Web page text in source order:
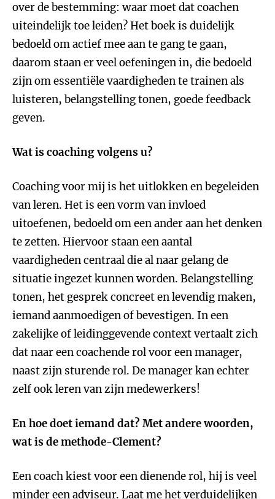
over de bestemming: waar moet dat coachen
uiteindelijk toe leiden? Het boek is duidelijk
bedoeld om actief mee aan te gang te gaan,
daarom staan er veel oefeningen in, die bedoeld
zijn om essentiële vaardigheden te trainen als
luisteren, belangstelling tonen, goede feedback
geven.
Wat is coaching volgens u?
Coaching voor mij is het uitlokken en begeleiden
van leren. Het is een vorm van invloed
uitoefenen, bedoeld om een ander aan het denken
te zetten. Hiervoor staan een aantal
vaardigheden centraal die al naar gelang de
situatie ingezet kunnen worden. Belangstelling
tonen, het gesprek concreet en levendig maken,
iemand aanmoedigen of bevestigen. In een
zakelijke of leidinggevende context vertaalt zich
dat naar een coachende rol voor een manager,
naast zijn sturende rol. De manager kan echter
zelf ook leren van zijn medewerkers!
En hoe doet iemand dat? Met andere woorden,
wat is de methode-Clement?
Een coach kiest voor een dienende rol, hij is veel
minder een adviseur. Laat me het verduidelijken